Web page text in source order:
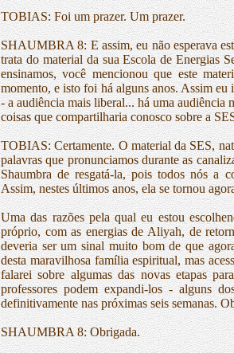
TOBIAS: Foi um prazer. Um prazer.
SHAUMBRA 8: E assim, eu não esperava
trata do material da sua Escola de Energias
ensinamos, você mencionou que este
momento, e isto foi há alguns anos. Assim eu
- a audiência mais liberal... há uma audiência
coisas que compartilharia conosco sobre a
TOBIAS: Certamente. O material da SES,
palavras que pronunciamos durante as
Shaumbra de resgatá-la, pois todos nós a
Assim, nestes últimos anos, ela se tornou
Uma das razões pela qual eu estou
próprio, com as energias de Aliyah, de
deveria ser um sinal muito bom de que
desta maravilhosa família espiritual, mas
falarei sobre algumas das novas etapas
professores podem expandi-los - alguns
definitivamente nas próximas seis semanas.
SHAUMBRA 8: Obrigada.